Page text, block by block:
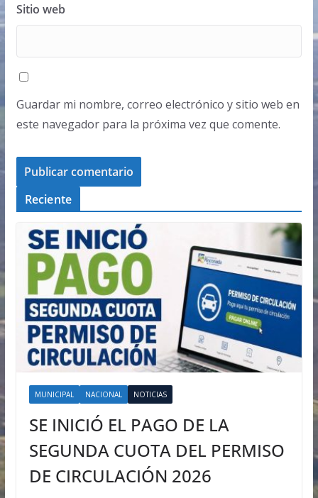
Sitio web
Guardar mi nombre, correo electrónico y sitio web en
este navegador para la próxima vez que comente.
Reciente
MUNICIPAL NACIONAL NOTICIAS
SE INICIÓ EL PAGO DE LA
SEGUNDA CUOTA DEL PERMISO
DE CIRCULACIÓN 2026